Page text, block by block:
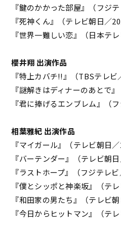
『鍵のかかった部屋』（フジテ
『死神くん』（テレビ朝日／
『世界一難しい恋』（日本テレ
櫻井翔 出演作品
『特上カバチ!!』（TBSテレビ
『謎解きはディナーのあとで
『君に捧げるエンブレム』（
相葉雅紀 出演作品
『マイガール』（テレビ朝日／
『バーテンダー』（テレビ朝日
『ラストホープ』（フジテレビ
『僕とシッポと神楽坂』（テレ
『和田家の男たち』（テレビ朝
『今日からヒットマン』（テレ